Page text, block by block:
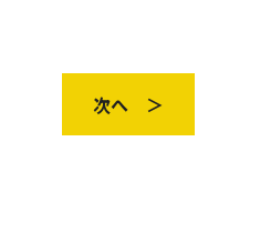
次へ ＞